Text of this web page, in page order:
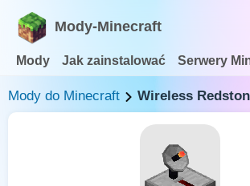
Mody-Minecraft
Mody Jak zainstalować Serwery
Mody do Minecraft Wireless